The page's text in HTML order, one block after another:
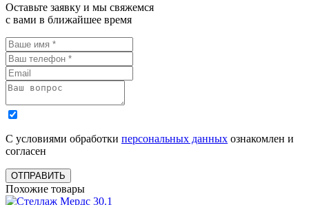
Оставьте заявку и мы свяжемся
с вами в ближайшее время
С условиями обработки персональных данных ознакомлен и
согласен
ОТПРАВИТЬ
Похожие товары